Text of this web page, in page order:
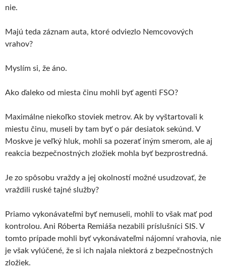
nie.
Majú teda záznam auta, ktoré odviezlo Nemcovových
vrahov?
Myslím si, že áno.
Ako ďaleko od miesta činu mohli byť agenti FSO?
Maximálne niekoľko stoviek metrov. Ak by vyštartovali k
miestu činu, museli by tam byť o pár desiatok sekúnd. V
Moskve je veľký hluk, mohli sa pozerať iným smerom, ale aj
reakcia bezpečnostných zložiek mohla byť bezprostredná.
Je zo spôsobu vraždy a jej okolností možné usudzovať, že
vraždili ruské tajné služby?
Priamo vykonávateľmi byť nemuseli, mohli to však mať pod
kontrolou. Ani Róberta Remiáša nezabili príslušníci SIS. V
tomto prípade mohli byť vykonávateľmi nájomní vrahovia, nie
je však vylúčené, že si ich najala niektorá z bezpečnostných
zložiek.